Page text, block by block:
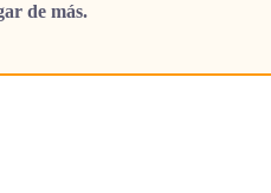
de más.